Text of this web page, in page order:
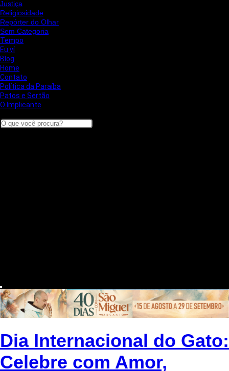
Justiça
Religiosidade
Repórter do Olhar
Sem Categoria
Tempo
Eu ví
Blog
Home
Contato
Política da Paraíba
Patos e Sertão
O Implicante
Dia Internacional do Gato:
Celebre com Amor,